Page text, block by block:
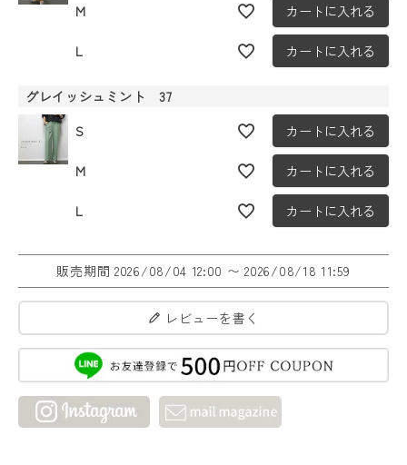
M カートに入れる
L カートに入れる
グレイッシュミント 37
S
カートに入れる
M カートに入れる
L カートに入れる
販売期間 2026/08/04 12:00 〜 2026/08/18 11:59
レビューを書く